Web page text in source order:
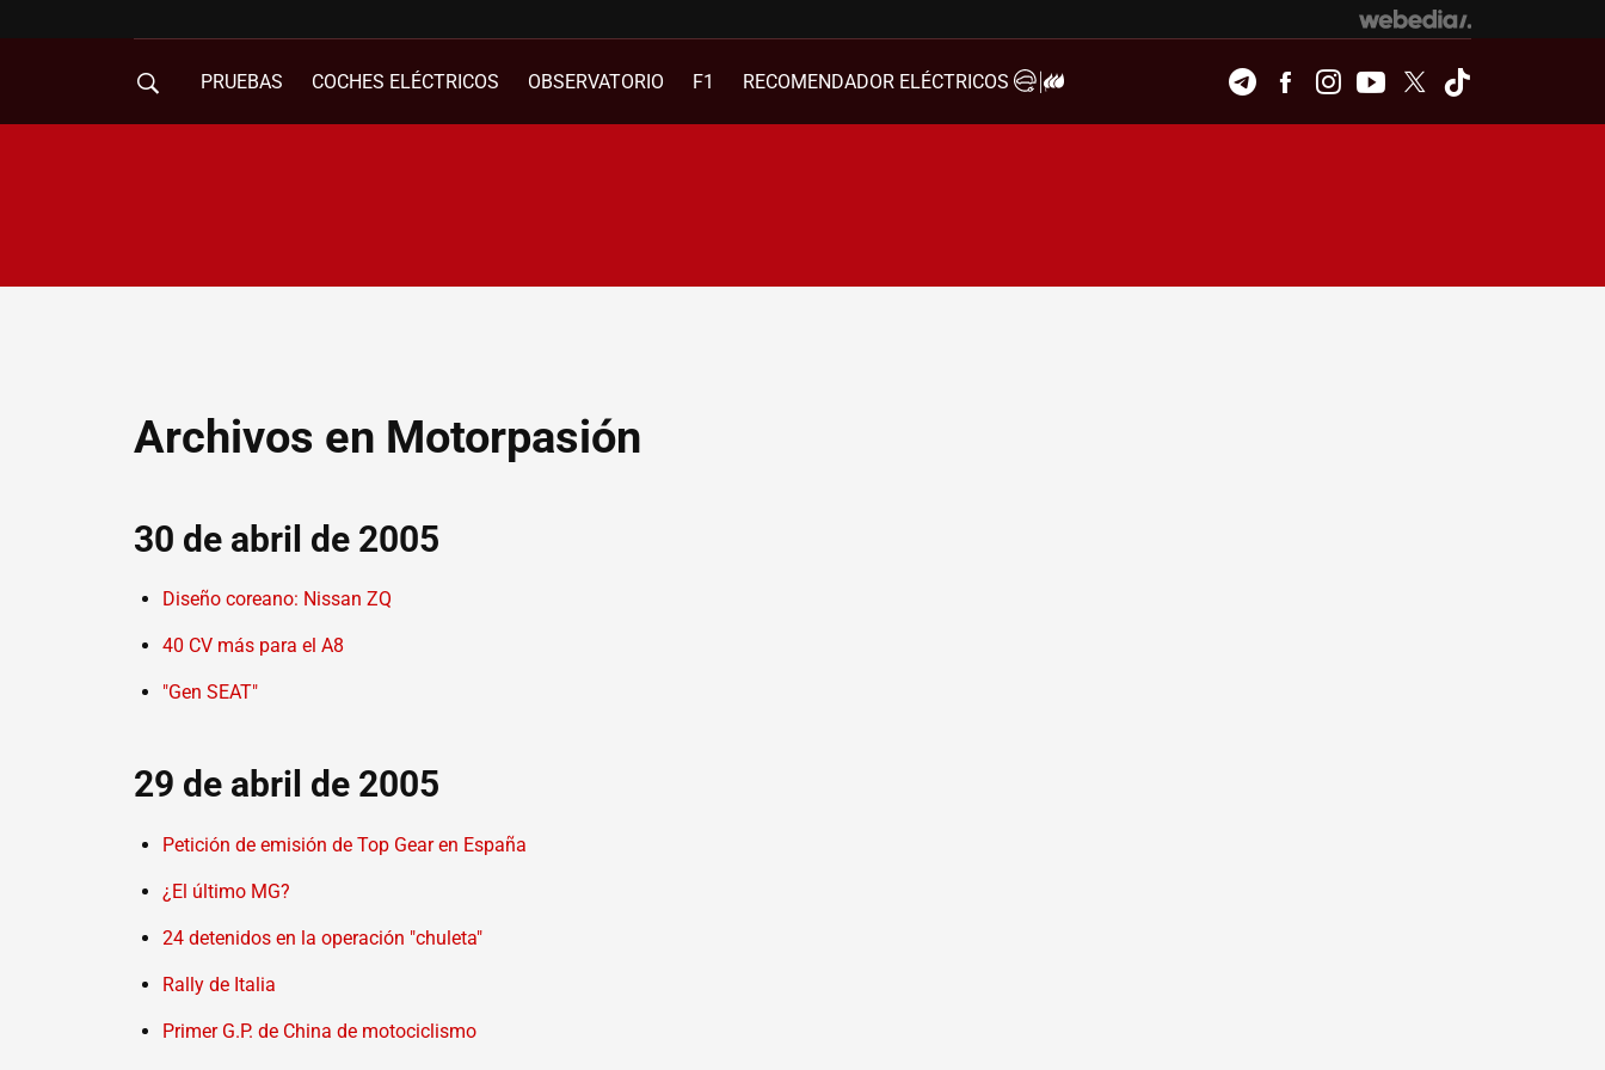
PRUEBAS COCHES ELÉCTRICOS OBSERVATORIO F1
RECOMENDADOR ELÉCTRICOS
TelegramFacebookInstagramYoutubeTwitter
Archivos en Motorpasión
30 de abril de 2005
Diseño coreano: Nissan ZQ
40 CV más para el A8
"Gen SEAT"
29 de abril de 2005
Petición de emisión de Top Gear en España
¿El último MG?
24 detenidos en la operación "chuleta"
Rally de Italia
Primer G.P. de China de motociclismo